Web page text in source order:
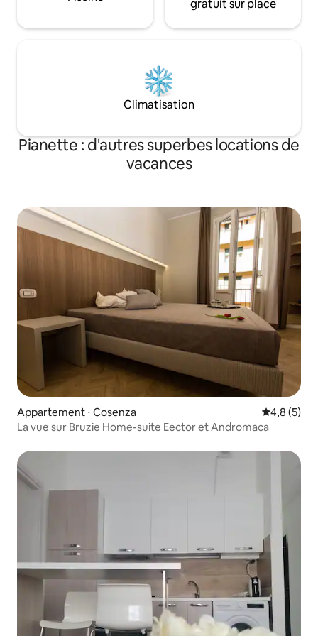
gratuit sur place
Climatisation
Pianette : d'autres superbes locations de
vacances
Appartement ⋅ Cosenza Évaluation
4,8 (5)
La vue sur Bruzie Home-suite Eector et Andromaca